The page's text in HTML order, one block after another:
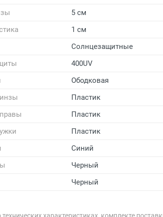
5 см
1 см
Солнцезащитные
400UV
Ободковая
Пластик
Пластик
Пластик
Синий
Черный
Черный
характеристиках, комплекте